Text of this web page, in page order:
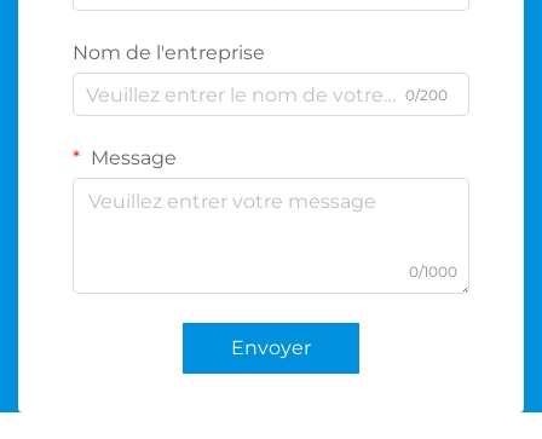
Nom de l'entreprise
0/200
Message
0/1000
Envoyer